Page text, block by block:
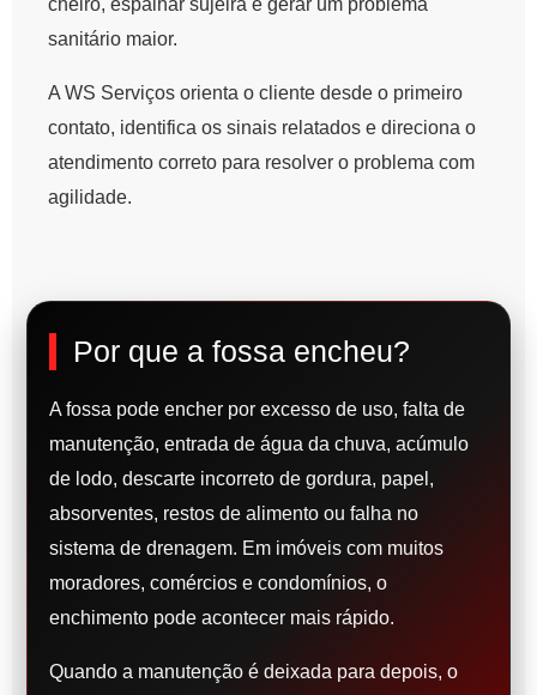
cheiro, espalhar sujeira e gerar um problema
sanitário maior.
A WS Serviços orienta o cliente desde o primeiro
contato, identifica os sinais relatados e direciona o
atendimento correto para resolver o problema com
agilidade.
Por que a fossa encheu?
A fossa pode encher por excesso de uso, falta de
manutenção, entrada de água da chuva, acúmulo
de lodo, descarte incorreto de gordura, papel,
absorventes, restos de alimento ou falha no
sistema de drenagem. Em imóveis com muitos
moradores, comércios e condomínios, o
enchimento pode acontecer mais rápido.
Quando a manutenção é deixada para depois, o